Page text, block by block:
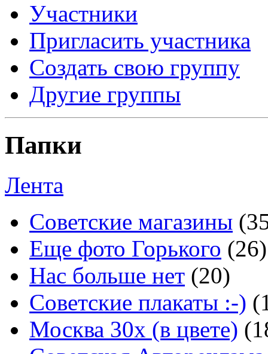
Участники
Пригласить участника
Создать свою группу
Другие группы
Папки
Лента
Советские магазины
Еще фото Горького (26)
Нас больше нет (20)
Советские плакаты :-)
Москва 30x (в цвете)